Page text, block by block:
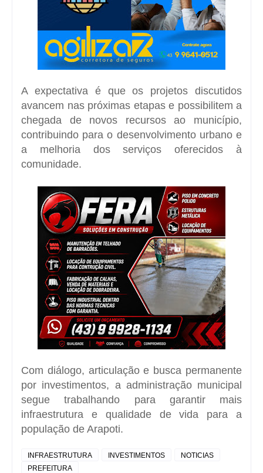
A expectativa é que os projetos discutidos
avancem nas próximas etapas e possibilitem a
chegada de novos recursos ao município,
contribuindo para o desenvolvimento urbano e
a melhoria dos serviços oferecidos à
comunidade.
Com diálogo, articulação e busca permanente
por investimentos, a administração municipal
segue trabalhando para garantir mais
infraestrutura e qualidade de vida para a
população de Arapoti.
INFRAESTRUTURA INVESTIMENTOS
NOTICIAS
PREFEITURA